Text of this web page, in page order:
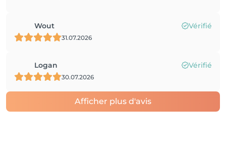
Wout Vérifié
31.07.2026
Logan Vérifié
30.07.2026
Afficher plus d'avis